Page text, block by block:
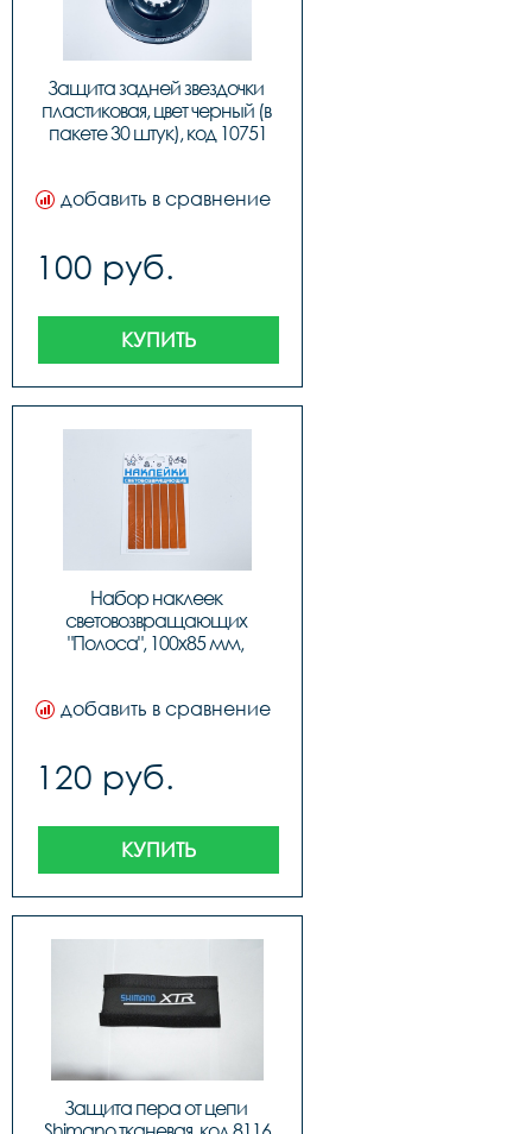
Защита задней звездочки
пластиковая, цвет черный (в
пакете 30 штук), код 10751
добавить в сравнение
100 руб.
КУПИТЬ
Набор наклеек
световозвращающих
"Полоса", 100х85 мм,
добавить в сравнение
120 руб.
КУПИТЬ
Защита пера от цепи